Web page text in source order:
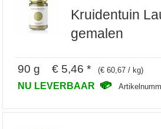
Kruidentuin
gemalen
90 g € 5,46 * (€ 60,67 / kg)
NU LEVERBAAR